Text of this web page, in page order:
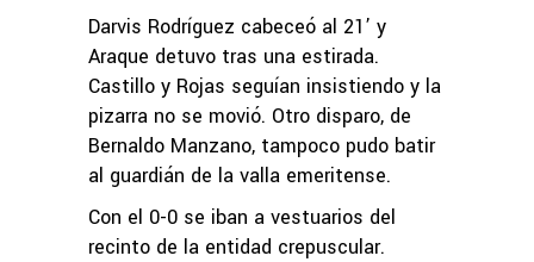
Darvis Rodríguez cabeceó al 21’ y
Araque detuvo tras una estirada.
Castillo y Rojas seguían insistiendo y la
pizarra no se movió. Otro disparo, de
Bernaldo Manzano, tampoco pudo batir
al guardián de la valla emeritense.
Con el 0-0 se iban a vestuarios del
recinto de la entidad crepuscular.